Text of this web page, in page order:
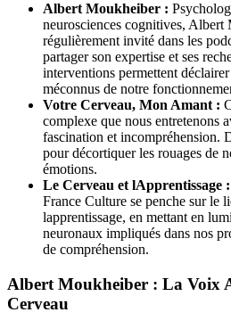
Albert Moukheiber :
neurosciences cognitives, Albert
régulièrement invité dans les
partager son expertise et ses
interventions permettent
méconnus de notre
Votre Cerveau, Mon Amant :
complexe que nous entretenons
fascination et incompréhension.
pour décortiquer les rouages de
émotions.
Le Cerveau et lApprentissage :
France Culture se penche sur le
lapprentissage, en mettant en
neuronaux impliqués dans nos
de compréhension.
Albert Moukheiber : La Voix
Cerveau